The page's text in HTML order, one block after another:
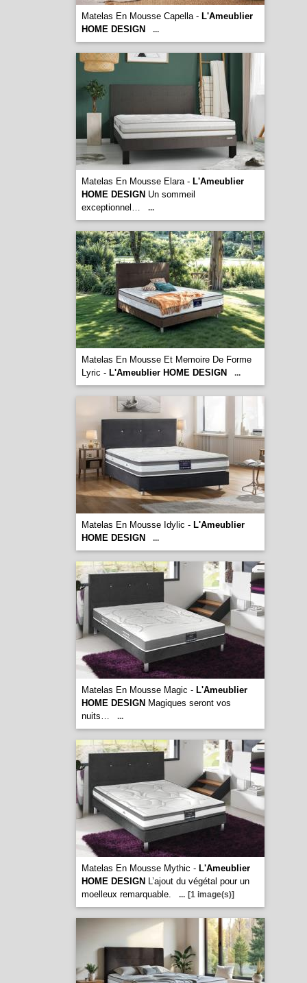
Matelas En Mousse Capella - L'Ameublier
HOME DESIGN
...
Matelas En Mousse Elara - L'Ameublier
HOME DESIGN Un sommeil
exceptionnel…
...
Matelas En Mousse Et Memoire De Forme
Lyric - L'Ameublier HOME DESIGN ...
Matelas En Mousse Idylic - L'Ameublier
HOME DESIGN
...
Matelas En Mousse Magic - L'Ameublier
HOME DESIGN Magiques seront vos
nuits…
...
Matelas En Mousse Mythic - L'Ameublier
HOME DESIGN L’ajout du végétal pour un
moelleux remarquable.
... [1 image(s)]